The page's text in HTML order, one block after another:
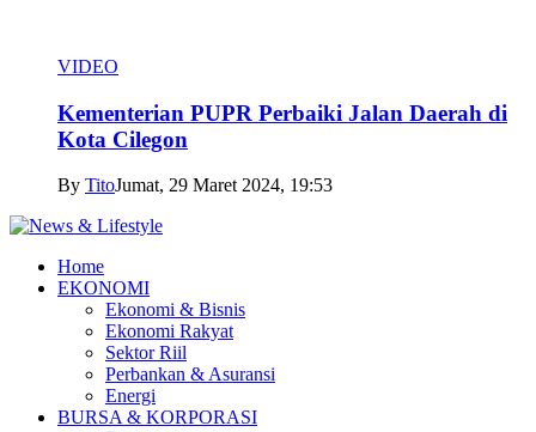
VIDEO
Kementerian PUPR Perbaiki Jalan Daerah di
Kota Cilegon
By TitoJumat, 29 Maret 2024, 19:53
Home
EKONOMI
Ekonomi & Bisnis
Ekonomi Rakyat
Sektor Riil
Perbankan & Asuransi
Energi
BURSA & KORPORASI